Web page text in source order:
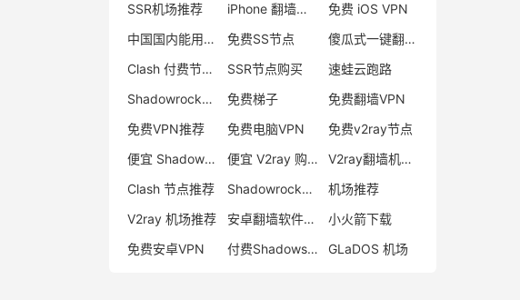
SSR机场推荐
iPhone 翻墙代理软件
免费 iOS VPN
中国国内能用的翻墙VPN推荐
免费SS节点
傻瓜式一键翻墙VPN客户端
Clash 付费节点购买
SSR节点购买
速蛙云跑路
Shadowrocket 地址
免费梯子
免费翻墙VPN
免费VPN推荐
免费电脑VPN
免费v2ray节点
便宜 Shadowsocks 购买
便宜 V2ray 购买
V2ray翻墙机场推荐
Clash 节点推荐
Shadowrocket 付费节点
机场推荐
V2ray 机场推荐
安卓翻墙软件下载
小火箭下载
免费安卓VPN
付费Shadowsocks推荐 GLaDOS 机场